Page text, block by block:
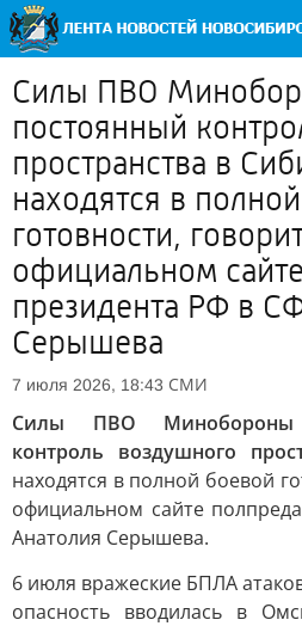
Силы ПВО
постоянный
пространства в
находятся в
готовности,
официальном
президента РФ в
Серышева
7 июля 2026, 18:43 СМИ
Силы ПВО Минобороны
контроль воздушного
находятся в полной боевой
официальном сайте
Анатолия Серышева.
6 июля вражеские БПЛА
опасность вводилась в